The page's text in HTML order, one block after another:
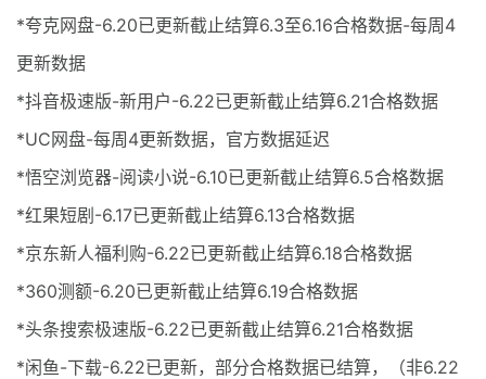
*夸克网盘-6.20已更新截止结算6.3至6.16合格数据-每周4
更新数据
*抖音极速版-新用户-6.22已更新截止结算6.21合格数据
*UC网盘-每周4更新数据，官方数据延迟
*悟空浏览器-阅读小说-6.10已更新截止结算6.5合格数据
*红果短剧-6.17已更新截止结算6.13合格数据
*京东新人福利购-6.22已更新截止结算6.18合格数据
*360测额-6.20已更新截止结算6.19合格数据
*头条搜索极速版-6.22已更新截止结算6.21合格数据
*闲鱼-下载-6.22已更新，部分合格数据已结算，（非6.22